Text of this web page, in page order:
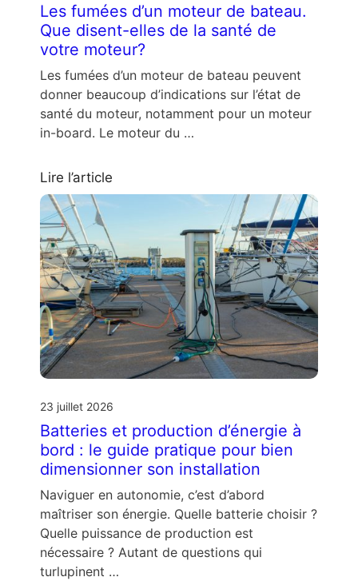
Les fumées d’un moteur de bateau.
Que disent-elles de la santé de
votre moteur?
Les fumées d’un moteur de bateau peuvent
donner beaucoup d’indications sur l’état de
santé du moteur, notamment pour un moteur
in-board. Le moteur du …
Lire l’article
23 juillet 2026
Batteries et production d’énergie à
bord : le guide pratique pour bien
dimensionner son installation
Naviguer en autonomie, c’est d’abord
maîtriser son énergie. Quelle batterie choisir ?
Quelle puissance de production est
nécessaire ? Autant de questions qui
turlupinent …